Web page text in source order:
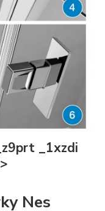
_1xzdi
Nes